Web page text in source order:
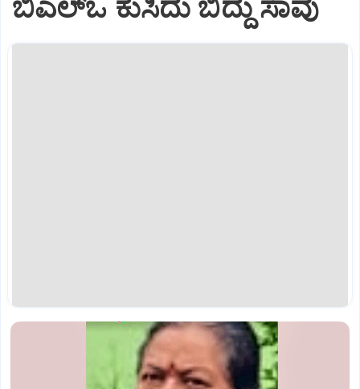
ಬಿಎಲ್‌ಒ ಕುಸಿದು ಬಿದ್ದು ಸಾವು